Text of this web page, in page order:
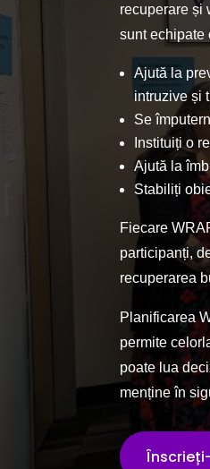
recuperare și
sunt echipate
Ajută la
intruzive și
Se
Instituiți o
Ajută la
Stabiliți
Fiecare
participanți,
recuperarea
Planificarea
permite
poate lua
menține în